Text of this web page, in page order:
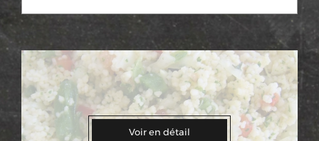
Voir en détail